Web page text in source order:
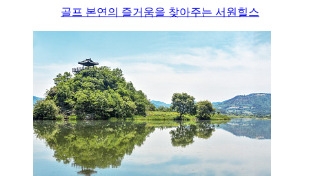
골프 본연의 즐거움을 찾아주는 서원힐스